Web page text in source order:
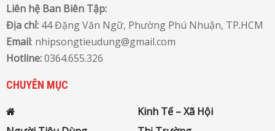
Liên hệ Ban Biên Tập:
Địa chỉ: 44 Đặng Văn Ngữ, Phường Phú Nhuận, TP.HCM
Email: nhipsongtieudung@gmail.com
Hotline:0364.655.326
CHUYÊN MỤC
Kinh Tế – Xã Hội